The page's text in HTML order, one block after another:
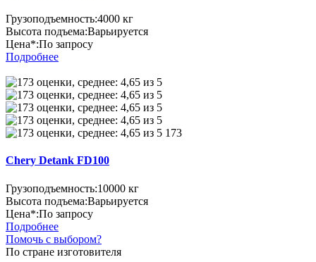
Грузоподъемность:4000 кг
Высота подъема:Варьируется
Цена*:По запросу
Подробнее
173
Chery Detank FD100
Грузоподъемность:10000 кг
Высота подъема:Варьируется
Цена*:По запросу
Подробнее
Помочь с выбором?
По стране изготовителя